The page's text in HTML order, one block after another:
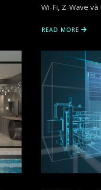
Wi-Fi, Z-Wave
READ MORE